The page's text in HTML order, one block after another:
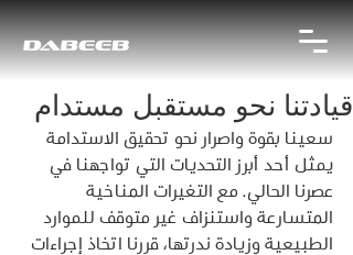
قيادتنا نحو مستقبل مستدام
سعينا بقوة واصرار نحو تحقيق الاستدامة
يمثل أحد أبرز التحديات التي تواجهنا في
عصرنا الحالي. مع التغيرات المناخية
المتسارعة واستنزاف غير متوقف للموارد
الطبيعية وزيادة ندرتها، قررنا اتخاذ إجراءات